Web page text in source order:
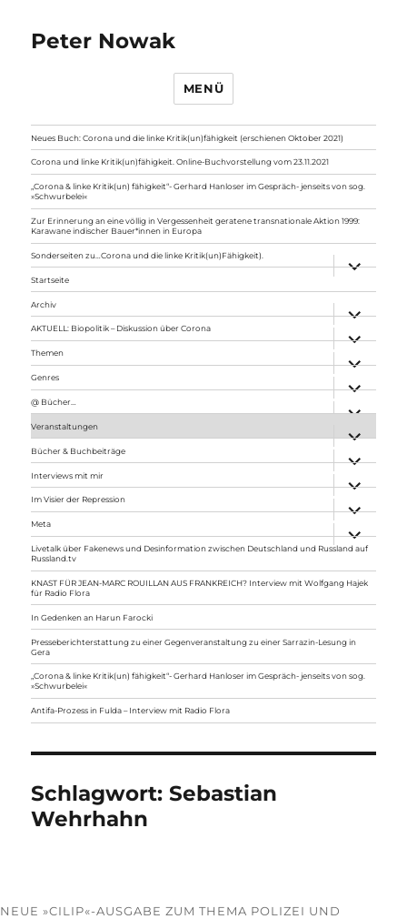
Peter Nowak
MENÜ
Neues Buch: Corona und die linke Kritik(un)fähigkeit (erschienen Oktober 2021)
Corona und linke Kritik(un)fähigkeit. Online-Buchvorstellung vom 23.11.2021
„Corona & linke Kritik(un) fähigkeit“- Gerhard Hanloser im Gespräch- jenseits von sog.
»Schwurbelei«
Zur Erinnerung an eine völlig in Vergessenheit geratene transnationale Aktion 1999:
Karawane indischer Bauer*innen in Europa
Sonderseiten zu…Corona und die linke Kritik(un)Fähigkeit).
anzeigen
Startseite
Archiv
anzeigen
AKTUELL: Biopolitik – Diskussion über Corona
anzeigen
Themen
anzeigen
Genres
anzeigen
@ Bücher…
Veranstaltungen
anzeigen
Bücher & Buchbeiträge
anzeigen
Interviews mit mir
anzeigen
Im Visier der Repression
anzeigen
Meta
anzeigen
Livetalk über Fakenews und Desinformation zwischen Deutschland und Russland auf
Russland.tv
KNAST FÜR JEAN-MARC ROUILLAN AUS FRANKREICH? Interview mit Wolfgang Hajek
für Radio Flora
In Gedenken an Harun Farocki
Presseberichterstattung zu einer Gegenveranstaltung zu einer Sarrazin-Lesung in
Gera
„Corona & linke Kritik(un) fähigkeit“- Gerhard Hanloser im Gespräch- jenseits von sog.
»Schwurbelei«
Antifa-Prozess in Fulda – Interview mit Radio Flora
Schlagwort:Sebastian
Wehrhahn
NEUE »CILIP«-AUSGABE ZUM THEMA POLIZEI UND